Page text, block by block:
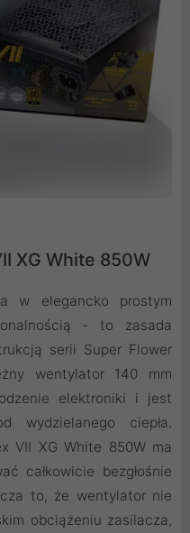
XG White 850W
w elegancko prostym
- to zasada
serii Super Flower
wentylator 140 mm
elektroniki i jest
wydzielanego ciepła.
VII XG White 850W ma
całkowicie bezgłośnie
to, że wentylator nie
obciążeniu zasilacza,